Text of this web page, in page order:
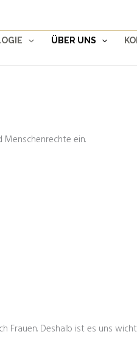
ÜBER UNS
ein.
Deshalb ist es uns